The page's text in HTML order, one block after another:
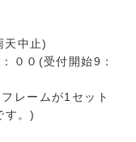
天中止)
００(受付開始9：
レームが1セット
す。)